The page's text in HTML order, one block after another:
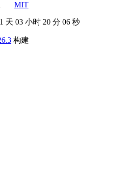
MIT
天 03 小时 20 分 07 秒
构建